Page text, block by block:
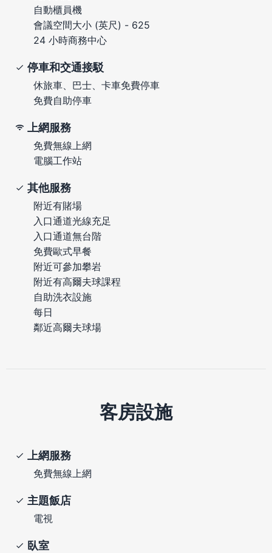
自動櫃員機
會議空間大小 (英尺) - 625
24 小時商務中心
停車和交通接駁
休旅車、巴士、卡車免費停車
免費自助停車
上網服務
免費無線上網
電腦工作站
其他服務
附近有賭場
入口通道光線充足
入口通道無台階
免費歐式早餐
附近可參加攀岩
附近有高爾夫球課程
自助洗衣設施
每日
鄰近高爾夫球場
客房設施
上網服務
免費無線上網
主題飯店
電視
臥室